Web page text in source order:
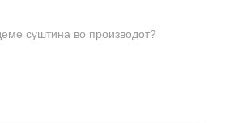
суштина во производот?